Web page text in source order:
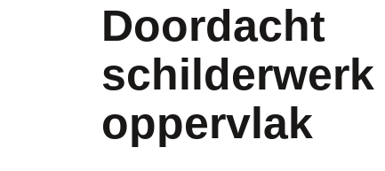
Doordacht
oppervlak